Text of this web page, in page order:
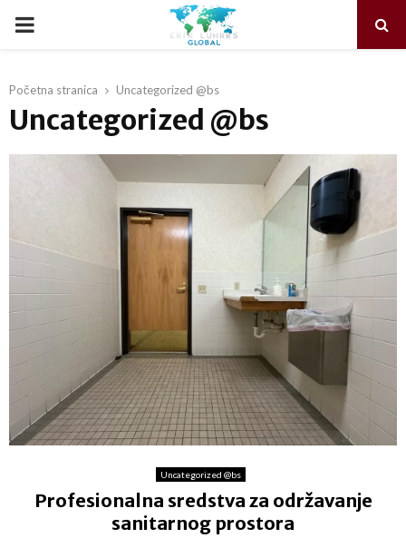
PRIMARY
Početna stranica Uncategorized @bs
Uncategorized @bs
Uncategorized @bs
Profesionalna sredstva za održavanje
sanitarnog prostora